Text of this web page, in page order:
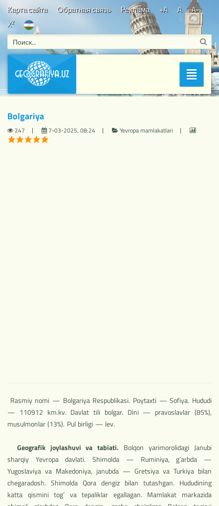
Карта сайта Обратная связь Реклама +A A
A-
X2
Bosh sahifa/Yevropa mamlakatlari
Bolgariya
247 7-03-2025, 08:24 Yevropa mamlakatlari
Rasmiy nomi — Bolgariya Respublikasi. Poytaxti — Sofiya. Hududi
— 110912 km.kv. Davlat tili bolgar. Dini — pravoslavlar (85%),
musulmonlar (13%). Pul birligi — lev.
Geografik joylashuvi va tabiati. Bolqon yarimorolidagi Janubi
sharqiy Yevropa davlati. Shimolda — Ruminiya, g’arbda —
Yugoslaviya va Makedoniya, janubda — Gretsiya va Turkiya bilan
chegaradosh. Shimolda Qora dengiz bilan tutashgan. Hududining
katta qismini tog‘ va tepaliklar egallagan. Mamlakat markazida